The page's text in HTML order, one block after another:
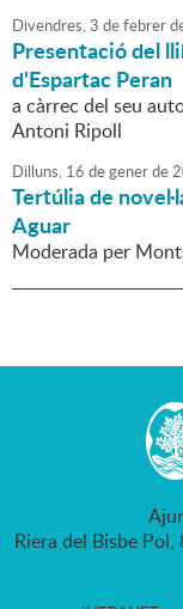
Divendres,3 defebrer
Presentació del
d'Espartac Peran
a càrrec del seu
Antoni Ripoll
Dilluns, 16 degenerde
Tertúlia de
Aguar
Moderada per
Riera del Bisbe